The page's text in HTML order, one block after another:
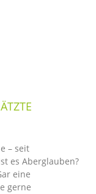
– seit
es Aberglauben?
eine
gerne